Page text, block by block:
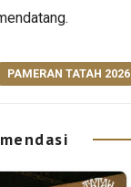
PAMERAN TATAH 2026